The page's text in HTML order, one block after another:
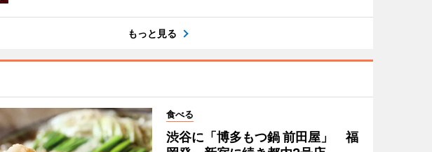
もっと見る
食べる
渋谷に「博多もつ鍋 前田屋」 福